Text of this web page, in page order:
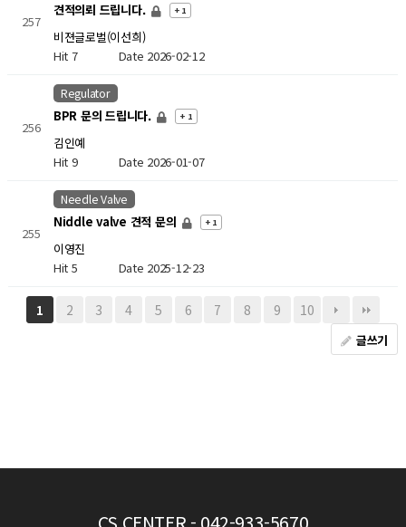
257
견적의뢰 드립니다. + 1
비젼글로벌(이선희)
Hit 7 Date 2026-02-12
256
Regulator
BPR 문의 드립니다. + 1
김인예
Hit 9 Date 2026-01-07
255
Needle Valve
Niddle valve 견적 문의 + 1
이영진
Hit 5 Date 2025-12-23
1 2 3 4 5 6 7 8 9 10
글쓰기